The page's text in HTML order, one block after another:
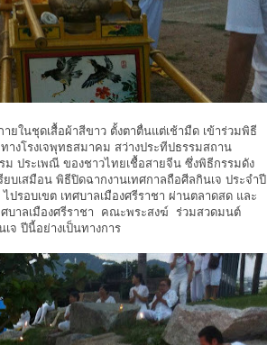
ในชุดเสื้อผ้าสีขาว ตั้งตาตื่นแต่เช้ามืด เข้าร่วมพิธี
างโรงเจพุทธสมาคม สว่างประทีปธรรมสถาน
ประเพณี ของชาวไทยเชื้อสายจีน ซึ่งพิธีกรรมดัง
บเสมือน พิธีปิดฉากงานเทศกาลถือศีลกินเจ ประจำปี
อบเขต เทศบาลเมืองศรีราชา ผ่านตลาดสด และ
บาลเมืองศรีราชา คณะพระสงฆ์ ร่วมสวดมนต์
จ ปีนี้อย่างเป็นทางการ